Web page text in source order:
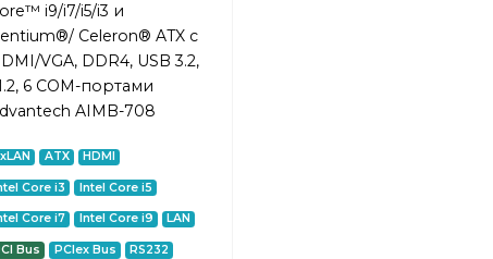
i9/i7/i5/i3 и
Celeron® ATX с
VGA, DDR4, USB 3.2,
6 COM-портами
AIMB-708
ATX HDMI
Core i3 Intel Core i5
Core i7 Intel Core i9 LAN
Bus PCIex Bus RS232